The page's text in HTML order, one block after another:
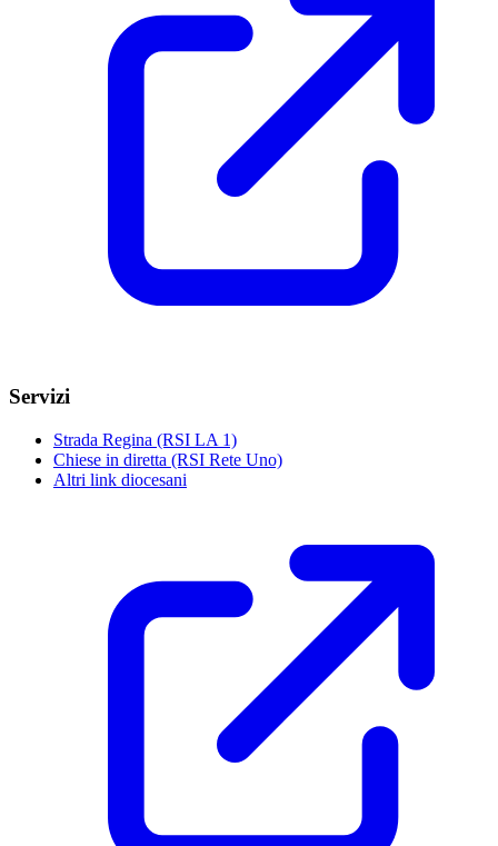
Servizi
Strada Regina (RSI LA 1)
Chiese in diretta (RSI Rete Uno)
Altri link diocesani